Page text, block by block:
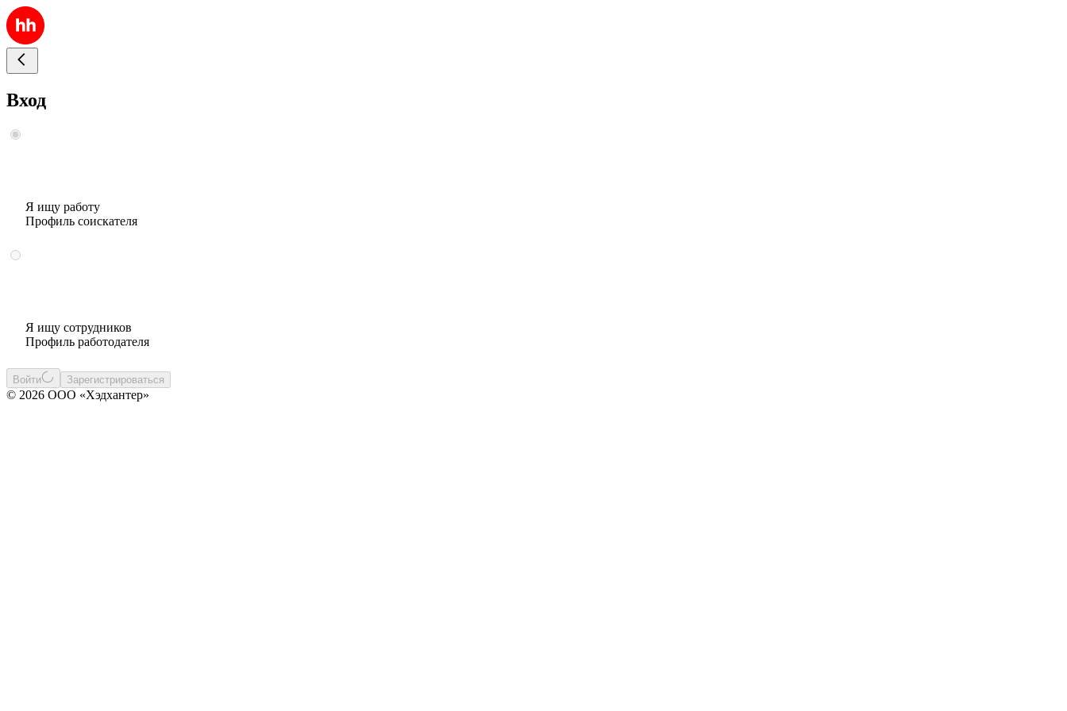
Вход
Я ищу работу
Профиль соискателя
Я ищу сотрудников
Профиль работодателя
Войти Зарегистрироваться
© 2026 ООО «Хэдхантер»